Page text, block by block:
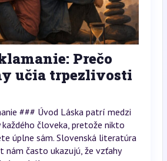
Prečo
učia trpezlivosti
### Úvod Láska patrí medzi
človeka, pretože nikto
úplne sám. Slovenská literatúra
nám často ukazujú, že vzťahy